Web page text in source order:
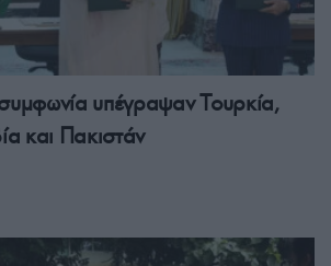
υπέγραψαν Τουρκία,
και Πακιστάν